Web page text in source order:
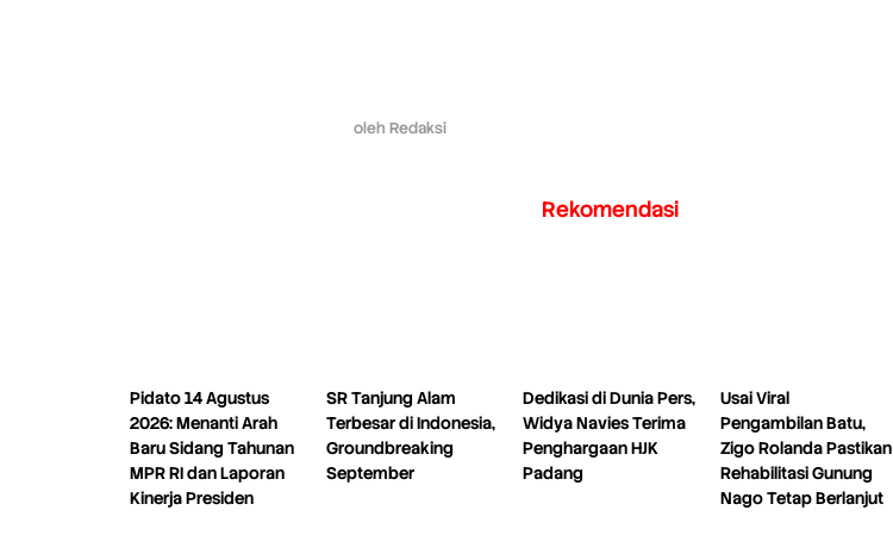
oleh Redaksi
Rekomendasi
Pidato 14 Agustus
2026: Menanti Arah
Baru Sidang Tahunan
MPR RI dan Laporan
Kinerja Presiden
SR Tanjung Alam
Terbesar di Indonesia,
Groundbreaking
September
Dedikasi di Dunia Pers,
Widya Navies Terima
Penghargaan HJK
Padang
Usai Viral
Pengambilan Batu,
Zigo Rolanda Pastikan
Rehabilitasi Gunung
Nago Tetap Berlanjut